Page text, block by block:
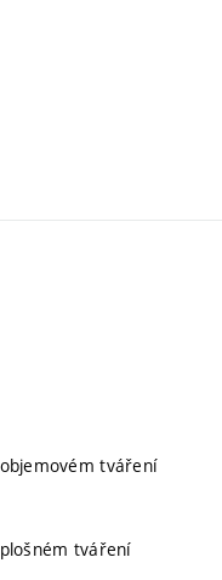
tváření
tváření